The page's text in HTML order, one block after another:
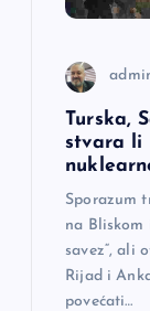
Turska,
stvara li
Sporazum
na Bliskom
savez“, ali
Rijad i
povećati…